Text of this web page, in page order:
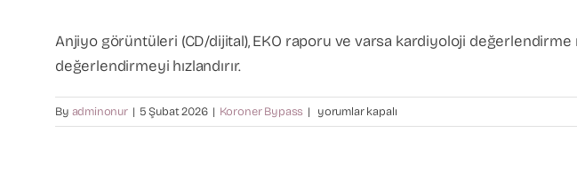
Anjiyo görüntüleri (CD/dijital), EKO raporu ve varsa kardiyoloji değerlendirme
değerlendirmeyi hızlandırır.
By adminonur | 5 Şubat 2026 | Koroner Bypass |
Ameliyat
öncesi
yorumlar kapalı